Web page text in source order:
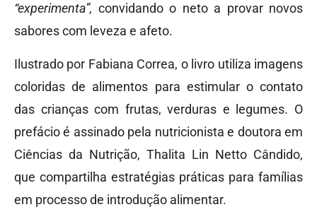
“experimenta”, convidando o neto a provar novos
sabores com leveza e afeto.
Ilustrado por Fabiana Correa, o livro utiliza imagens
coloridas de alimentos para estimular o contato
das crianças com frutas, verduras e legumes. O
prefácio é assinado pela nutricionista e doutora em
Ciências da Nutrição, Thalita Lin Netto Cândido,
que compartilha estratégias práticas para famílias
em processo de introdução alimentar.